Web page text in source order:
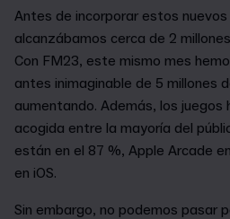
Antes de incorporar estos
alcanzábamos cerca de 2
Con FM23, este mismo mes
antes inimaginable de 5 millones
aumentando. Además, los juegos
acogida entre la mayoría del
están en el 87 %, Apple Arcade
en iOS.
Sin embargo, no podemos pasar